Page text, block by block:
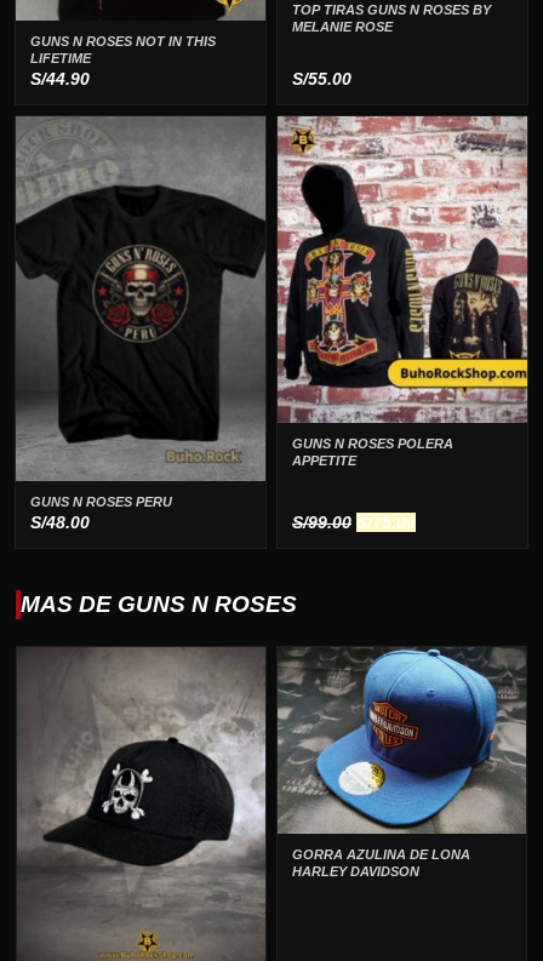
GUNS N ROSES NOT IN THIS
LIFETIME
S/44.90
TOP TIRAS GUNS N ROSES BY
MELANIE ROSE
S/55.00
GUNS N ROSES PERU
S/48.00
GUNS N ROSES POLERA
APPETITE
S/99.00 El
S/75.00El
MAS DE GUNS N ROSES
GORRA AZULINA DE LONA
HARLEY DAVIDSON